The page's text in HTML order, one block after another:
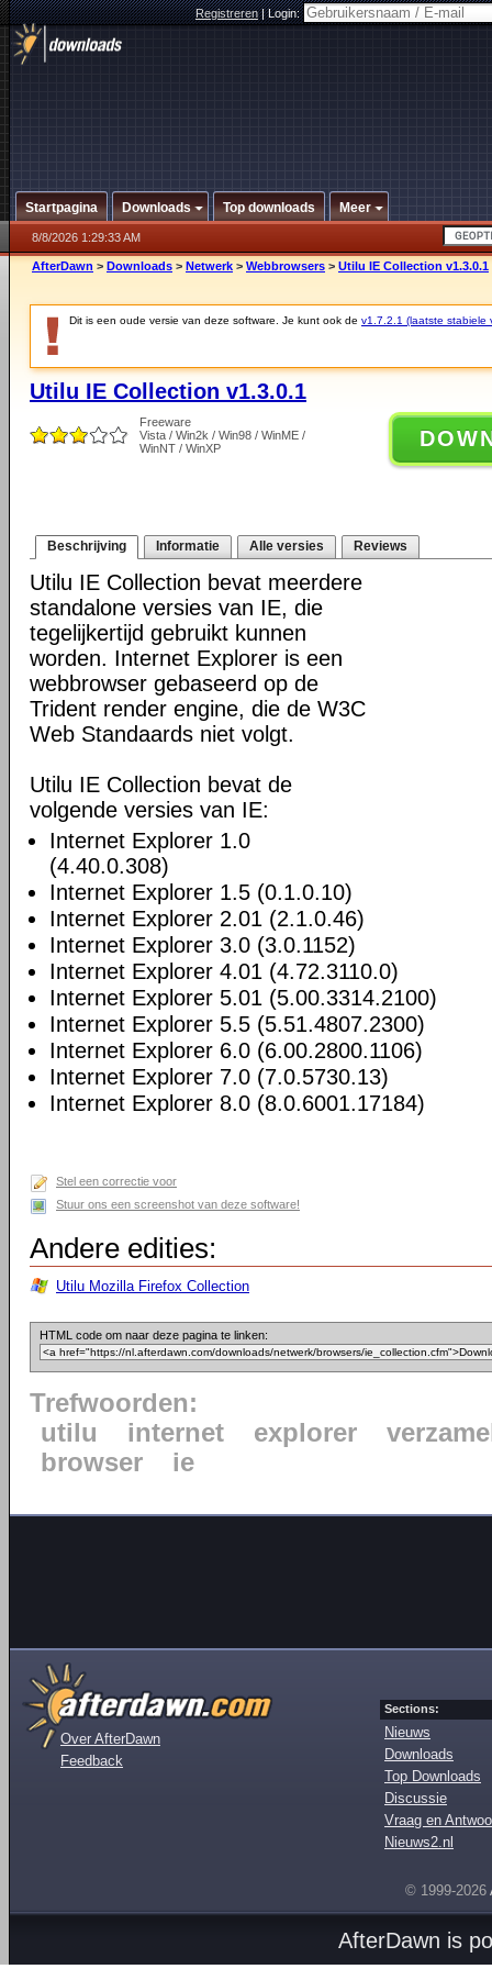
Registreren|Login:
Startpagina Downloads Top downloads Meer
8/8/2026 1:29:33 AM
AfterDawn > Downloads > Netwerk > Webbrowsers > Utilu IE Collection v1.3.0.1
Dit is een oude versie van deze software. Je kunt ook de v1.7.2.1 (laatste stabiele
Utilu IE Collection v1.3.0.1
Freeware
Vista / Win2k / Win98 / WinME /
WinNT / WinXP
Beschrijving Informatie Alle versies Reviews
Utilu IE Collection bevat meerdere
standalone versies van IE, die
tegelijkertijd gebruikt kunnen
worden. Internet Explorer is een
webbrowser gebaseerd op de
Trident render engine, die de W3C
Web Standaards niet volgt.
Utilu IE Collection bevat de
volgende versies van IE:
Internet Explorer 1.0
(4.40.0.308)
Internet Explorer 1.5 (0.1.0.10)
Internet Explorer 2.01 (2.1.0.46)
Internet Explorer 3.0 (3.0.1152)
Internet Explorer 4.01 (4.72.3110.0)
Internet Explorer 5.01 (5.00.3314.2100)
Internet Explorer 5.5 (5.51.4807.2300)
Internet Explorer 6.0 (6.00.2800.1106)
Internet Explorer 7.0 (7.0.5730.13)
Internet Explorer 8.0 (8.0.6001.17184)
Stel een correctie voor
Stuur ons een screenshot van deze software!
Andere edities:
Utilu Mozilla Firefox Collection
HTML code om naar deze pagina te linken:
Trefwoorden:
utilu
internet explorer
browser
ie
Over AfterDawn
Feedback
Sections:
Nieuws
Downloads
Top Downloads
Discussie
Vraag en
Nieuws2.nl
© 1999-2026
AfterDawn is